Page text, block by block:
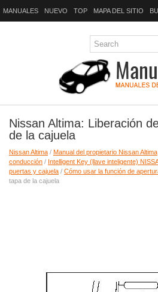
MANUALES NUEVO TOP MAPA DEL SITIO
Nissan Altima: Liberación
de la cajuela
Nissan Altima / Manual del propietario Nissan Altima
conducción / Intelligent Key (llave inteligente)
puertas y cajuela / Cómo usar la función de
tapa de la cajuela